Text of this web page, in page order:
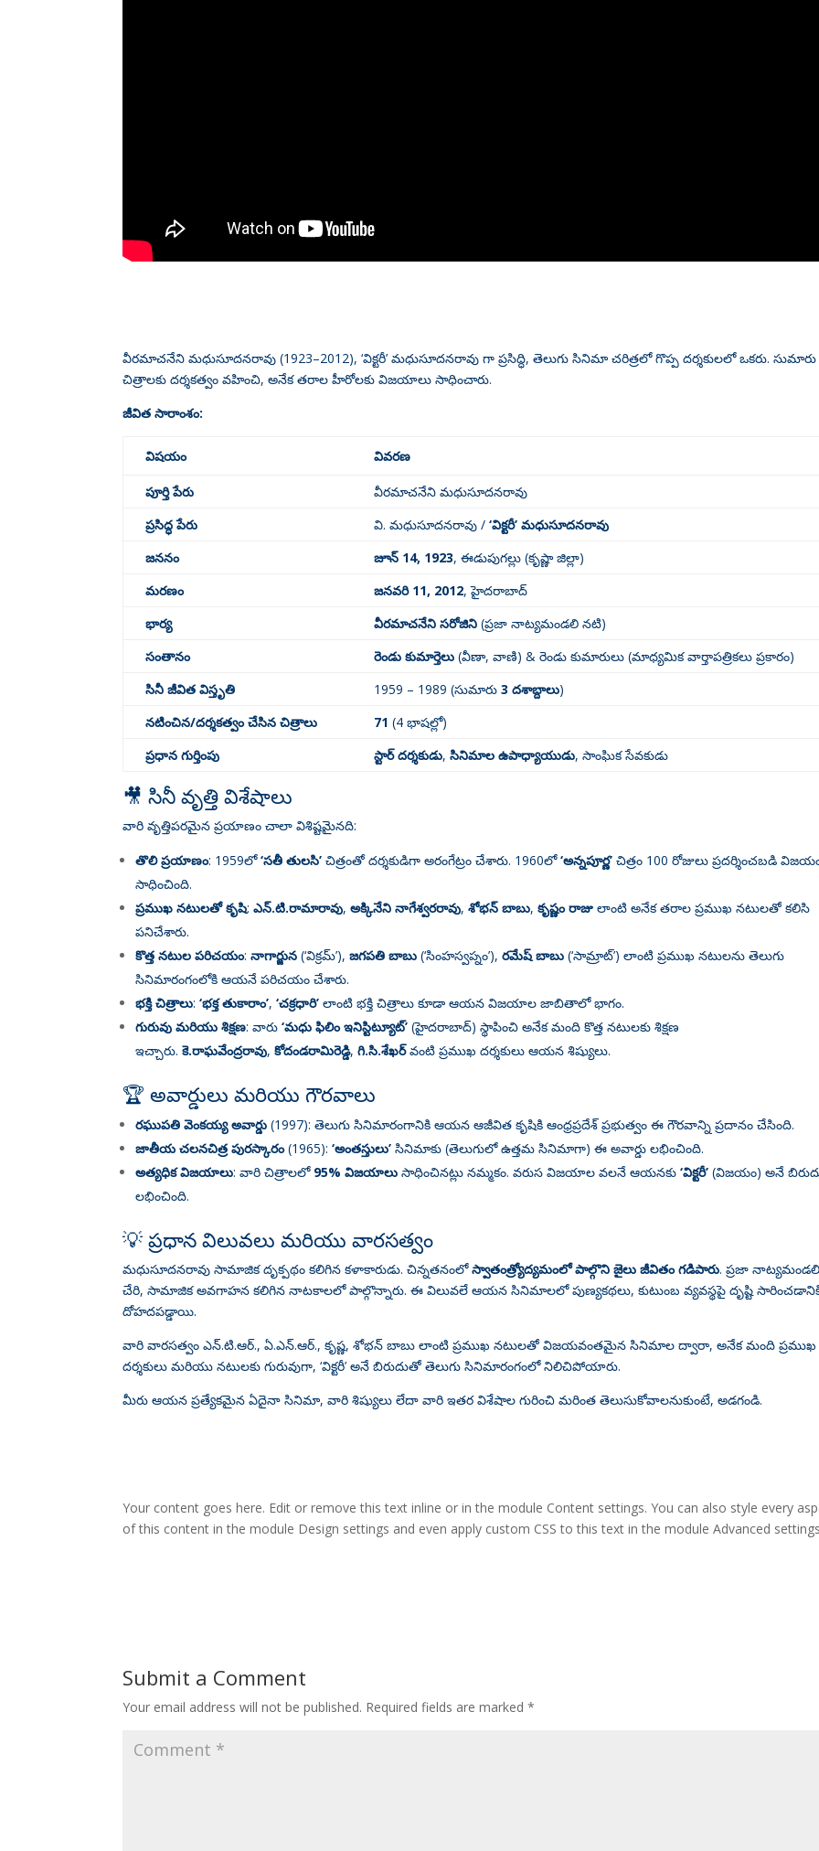
వీరమాచనేని మధుసూదనరావు (1923–2012), ‘విక్టరీ’ మధుసూదనరావు గా ప్రసిద్ధి, తెలుగు సినిమా చరిత్రలో గొప్ప దర్శకులలో ఒకరు. సుమారు
చిత్రాలకు దర్శకత్వం వహించి, అనేక తరాల హీరోలకు విజయాలు సాధించారు.
జీవిత సారాంశం:
విషయం వివరణ
పూర్తి పేరు
వీరమాచనేని మధుసూదనరావు
ప్రసిద్ధ పేరు
వి. మధుసూదనరావు /‘విక్టరీ’ మధుసూదనరావు
జననం
జూన్ 14, 1923, ఈడుపుగల్లు (కృష్ణా జిల్లా)
మరణం
జనవరి 11, 2012, హైదరాబాద్
భార్య
వీరమాచనేని సరోజిని (ప్రజా నాట్యమండలి నటి)
సంతానం
రెండు కుమార్తెలు (వీణా, వాణి) & రెండు కుమారులు (మాధ్యమిక వార్తాపత్రికలు ప్రకారం)
సినీ జీవిత విస్తృతి
1959 – 1989 (సుమారు3 దశాబ్దాలు)
నటించిన/దర్శకత్వం చేసిన చిత్రాలు
71 (4 భాషల్లో)
ప్రధాన గుర్తింపు
స్టార్ దర్శకుడు,సినిమాల ఉపాధ్యాయుడు, సాంఘిక సేవకుడు
🎥 సినీ వృత్తి విశేషాలు
వారి వృత్తిపరమైన ప్రయాణం చాలా విశిష్టమైనది:
తొలి ప్రయాణం: 1959లో‘సతీ తులసి’ చిత్రంతో దర్శకుడిగా అరంగేట్రం చేశారు. 1960లో‘అన్నపూర్ణ’ చిత్రం 100 రోజులు ప్రదర్శించబడి
సాధించింది.
ప్రముఖ నటులతో కృషి:ఎన్.టి.రామారావు,అక్కినేని నాగేశ్వరరావు,శోభన్ బాబు,కృష్ణం రాజు లాంటి అనేక తరాల ప్రముఖ నటులతో కలిసి
పనిచేశారు.
కొత్త నటుల పరిచయం:నాగార్జున (‘విక్రమ్’),జగపతి బాబు (‘సింహస్వప్నం’),రమేష్ బాబు (‘సామ్రాట్’) లాంటి ప్రముఖ నటులను తెలుగు
సినిమారంగంలోకి ఆయనే పరిచయం చేశారు.
భక్తి చిత్రాలు:‘భక్త తుకారాం’,‘చక్రధారి’ లాంటి భక్తి చిత్రాలు కూడా ఆయన విజయాల జాబితాలో భాగం.
గురువు మరియు శిక్షణ: వారు‘మధు ఫిలిం ఇనిస్టిట్యూట్’ (హైదరాబాద్) స్థాపించి అనేక మంది కొత్త నటులకు శిక్షణ
ఇచ్చారు.కె.రాఘవేంద్రరావు,కోదండరామిరెడ్డి,గి.సి.శేఖర్వంటి ప్రముఖ దర్శకులు ఆయన శిష్యులు.
🏆 అవార్డులు మరియు గౌరవాలు
రఘుపతి వెంకయ్య అవార్డు (1997): తెలుగు సినిమారంగానికి ఆయన ఆజీవిత కృషికి ఆంధ్రప్రదేశ్ ప్రభుత్వం ఈ గౌరవాన్ని ప్రదానం చేసింది.
జాతీయ చలనచిత్ర పురస్కారం(1965):‘అంతస్తులు’ సినిమాకు (తెలుగులో ఉత్తమ సినిమాగా) ఈ అవార్డు లభించింది.
అత్యధిక విజయాలు: వారి చిత్రాలలో 95% విజయాలు సాధించినట్లు నమ్మకం. వరుస విజయాల వలనే ఆయనకు‘విక్టరీ’ (విజయం) అనే
లభించింది.
💡 ప్రధాన విలువలు మరియు వారసత్వం
మధుసూదనరావు సామాజిక దృక్పథం కలిగిన కళాకారుడు. చిన్నతనంలోస్వాతంత్ర్యోద్యమంలో పాల్గొని జైలు జీవితం గడిపారు. ప్రజా
చేరి, సామాజిక అవగాహన కలిగిన నాటకాలలో పాల్గొన్నారు. ఈ విలువలే ఆయన సినిమాలలో పుణ్యకథలు, కుటుంబ వ్యవస్థపై దృష్టి
దోహదపడ్డాయి.
వారి వారసత్వం ఎన్.టి.ఆర్., ఏ.ఎన్.ఆర్., కృష్ణ, శోభన్ బాబు లాంటి ప్రముఖ నటులతో విజయవంతమైన సినిమాల ద్వారా, అనేక మంది ప్రముఖ
దర్శకులు మరియు నటులకు గురువుగా, ‘విక్టరీ’ అనే బిరుదుతో తెలుగు సినిమారంగంలో నిలిచిపోయారు.
మీరు ఆయన ప్రత్యేకమైన ఏదైనా సినిమా, వారి శిష్యులు లేదా వారి ఇతర విశేషాల గురించి మరింత తెలుసుకోవాలనుకుంటే, అడగండి.
Your content goes here. Edit or remove this text inline or in the module Content settings. You can also style every
of this content in the module Design settings and even apply custom CSS to this text in the module Advanced
Submit a Comment
Your email address will not be published. Required fields are marked*